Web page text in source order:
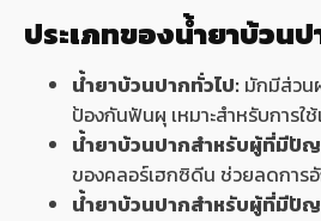
ประเภทของน้ำยาบ้วนป
น้ำยาบ้วนปากทั่วไป: มักมีส่วน
ป้องกันฟันผุ เหมาะสำหรับการใช้
น้ำยาบ้วนปากสำหรับผู้ที่มีปั
ของคลอร์เฮกซิดีน ช่วยลดการ
น้ำยาบ้วนปากสำหรับผู้ที่มีปั